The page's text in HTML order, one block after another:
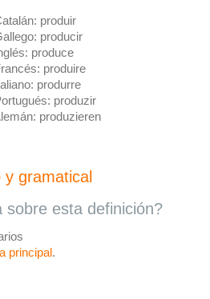
produir
producir
produce
produire
produrre
produzir
produzieren
gramatical
sobre esta definición?
principal.